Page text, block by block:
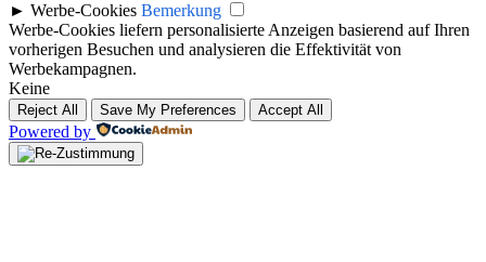
► Werbe-Cookies Bemerkung
Werbe-Cookies liefern personalisierte Anzeigen basierend auf Ihren
vorherigen Besuchen und analysieren die Effektivität von
Werbekampagnen.
Keine
Reject All Save My Preferences Accept All
Powered by